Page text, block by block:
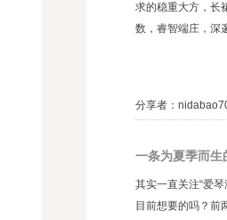
求的稳重大方，长
数，睿智端庄，深
分享者：
一条为夏季而生
其实一直关注“爱
目前想要的吗？前